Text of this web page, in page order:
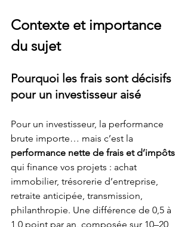
Contexte et importance
du sujet
Pourquoi les frais sont décisifs
pour un investisseur aisé
Pour un investisseur, la performance
brute importe… mais c’est la
performance nette de frais et d’impôts
qui finance vos projets : achat
immobilier, trésorerie d’entreprise,
retraite anticipée, transmission,
philanthropie. Une différence de 0,5 à
1,0 point par an, composée sur 10–20